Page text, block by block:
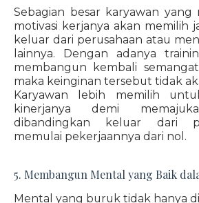
Sebagian besar karyawan yang
motivasi kerjanya akan memilih
keluar dari perusahaan atau
lainnya. Dengan adanya
membangun kembali
maka keinginan tersebut tidak
Karyawan lebih memilih
kinerjanya demi
dibandingkan keluar dari
memulai pekerjaannya dari nol.
5. Membangun Mental yang Baik
Mental yang buruk tidak hanya